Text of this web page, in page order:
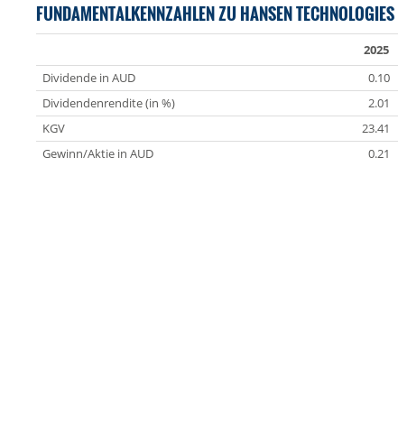
FUNDAMENTALKENNZAHLEN ZU HANSEN TECHNOLOGIES
2025
Dividende in AUD
0.10
Dividendenrendite (in %)
2.01
KGV
23.41
Gewinn/Aktie in AUD
0.21